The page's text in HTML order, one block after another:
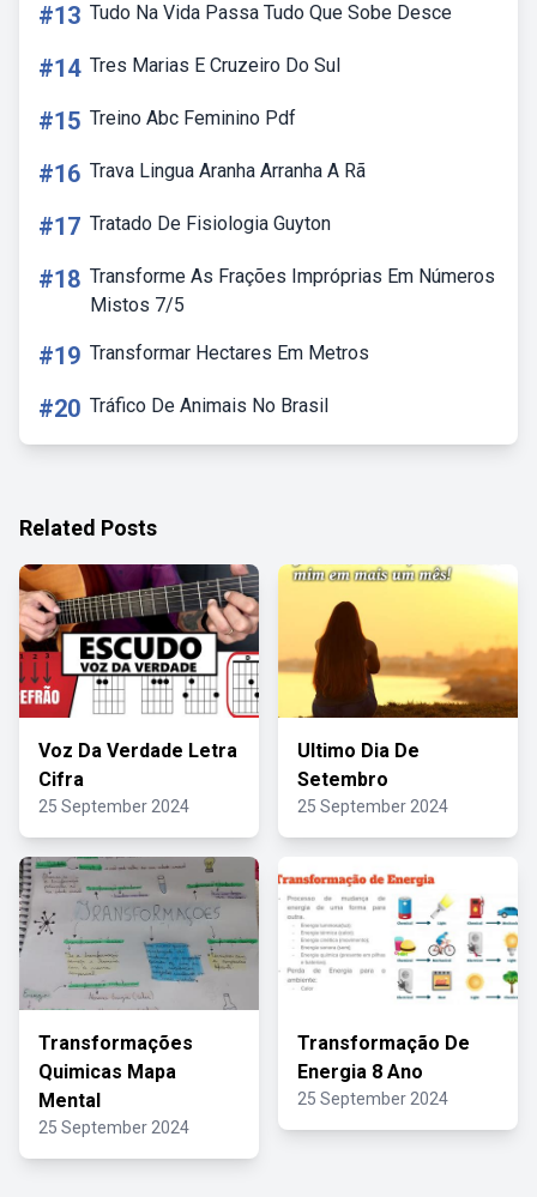
#13 Tudo Na Vida Passa Tudo Que Sobe Desce
#14 Tres Marias E Cruzeiro Do Sul
#15 Treino Abc Feminino Pdf
#16 Trava Lingua Aranha Arranha A Rã
#17 Tratado De Fisiologia Guyton
#18 Transforme As Frações Impróprias Em Números
Mistos 7/5
#19 Transformar Hectares Em Metros
#20 Tráfico De Animais No Brasil
Related Posts
Voz Da Verdade Letra
Cifra
25 September 2024
Ultimo Dia De
Setembro
25 September 2024
Transformações
Quimicas Mapa
Mental
25 September 2024
Transformação De
Energia 8 Ano
25 September 2024